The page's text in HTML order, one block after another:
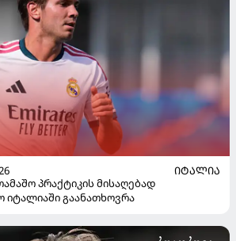
ᲘᲢᲐᲚᲘᲐ
პრაქტიკის მისაღებად
იტალიაში გაანათხოვრა